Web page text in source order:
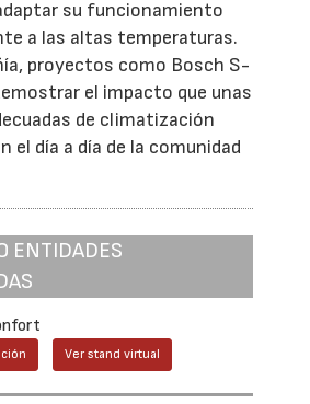
su funcionamiento
a las altas temperaturas.
proyectos como Bosch S-
el impacto que unas
de climatización
el día a día de la comunidad
ENTIDADES
Ver stand virtual